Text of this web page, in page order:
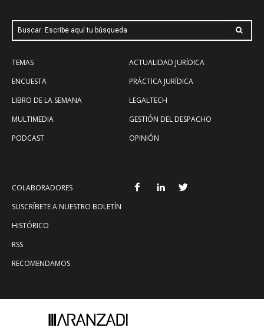
Buscar: Escribe aquí tu búsqueda
TEMAS
ENCUESTA
LIBRO DE LA SEMANA
MULTIMEDIA
PODCAST
ACTUALIDAD JURÍDICA
PRÁCTICA JURÍDICA
LEGALTECH
GESTIÓN DEL DESPACHO
OPINIÓN
COLABORADORES
SUSCRÍBETE A NUESTRO BOLETÍN
HISTÓRICO
RSS
RECOMENDAMOS